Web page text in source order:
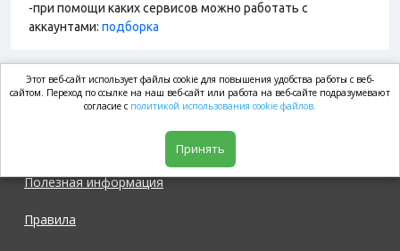
-при помощи каких сервисов можно работать с
аккаунтами: подборка
market.com
Полезная информация
Правила
Этот веб-сайт использует файлы cookie для повышения удобства работы с веб-
сайтом. Переход по ссылке на наш веб-сайт или работа на веб-сайте подразумевают
согласие с политикой использования cookie файлов.
Принять